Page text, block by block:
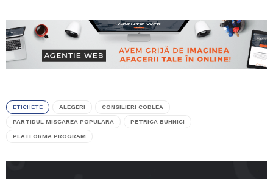
ETICHETE ALEGERI CONSILIERI CODLEA
PARTIDUL MISCAREA POPULARA PETRICA BUHNICI
PLATFORMA PROGRAM